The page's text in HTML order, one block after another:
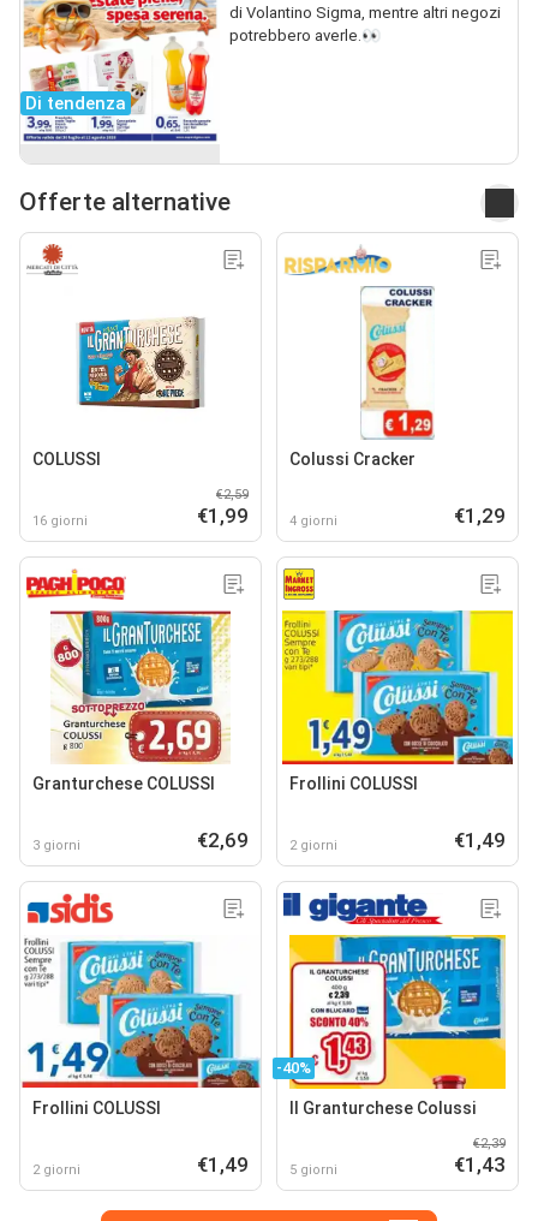
Di tendenza
di Volantino Sigma, mentre altri negozi
potrebbero averle.👀
Offerte alternative
COLUSSI
16 giorni
€2,59
€1,99
Colussi Cracker
4 giorni €1,29
Granturchese COLUSSI
3 giorni €2,69
Frollini COLUSSI
2 giorni €1,49
Frollini COLUSSI
2 giorni €1,49
-40%
Il Granturchese Colussi
5 giorni
€2,39
€1,43